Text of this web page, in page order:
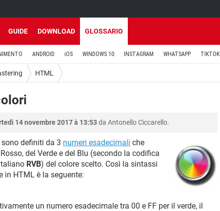
GUIDE DOWNLOAD GLOSSARIO
ANDROID iOS WINDOWS 10 INSTAGRAM WHATSAPP TIKTOK
HTML
14 novembre 2017 à 13:53da Antonello Ciccarello.
definiti da 3 numeri esadecimali che
del Verde e del Blu (secondo la codifica
RVB) del colore scelto. Così la sintassi
in HTML è la seguente:
un numero esadecimale tra 00 e FF per il verde, il